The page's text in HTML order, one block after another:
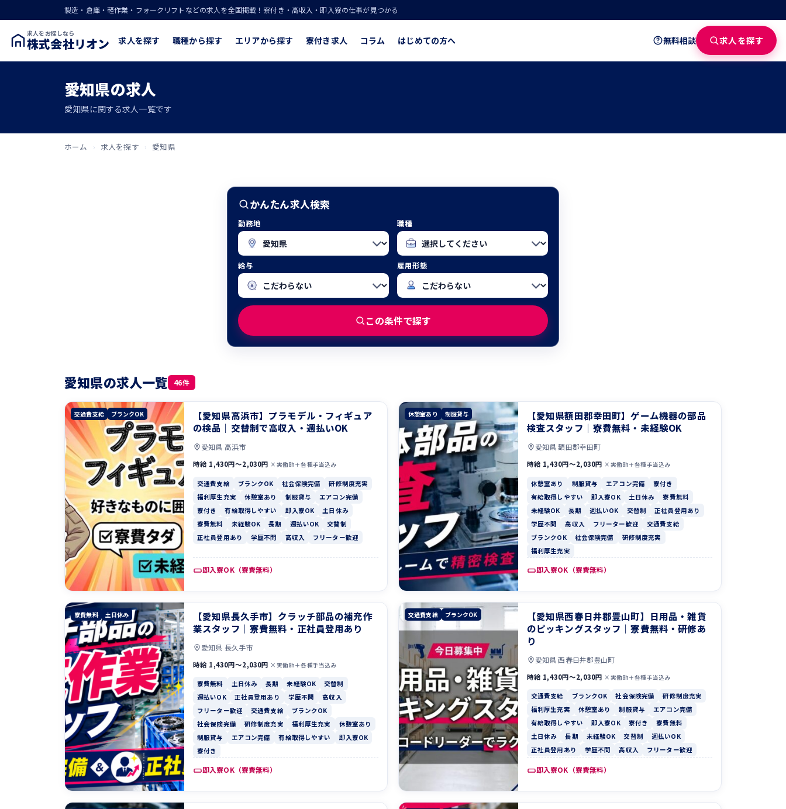
製造・倉庫・軽作業・フォークリフトなどの求人を全国掲載！寮付き・高収入・即入寮の仕事が見つかる
求人をお探しなら
株式会社リオン 求人を探す 職種から探す エリアから探す 寮付き求人 コラム はじめての方へ 無料相談 求人を探す
愛知県の求人
愛知県に関する求人一覧です
ホーム › 求人を探す › 愛知県
かんたん求人検索
勤務地 職種
給与 雇用形態
この条件で探す
愛知県の求人一覧 46件
交通費支給 ブランクOK
【愛知県高浜市】プラモデル・フィギュア
の検品｜交替制で高収入・週払いOK
愛知県 高浜市
時給 1,430円〜2,030円 ×実働8h＋各種手当込み
交通費支給 ブランクOK 社会保険完備
研修制度充実
福利厚生充実
休憩室あり 制服貸与
エアコン完備
寮付き
有給取得しやすい 即入寮OK
土日休み
寮費無料
未経験OK 長期 週払いOK
交替制
正社員登用あり
学歴不問 高収入 フリーター歓迎
即入寮OK（寮費無料）
休憩室あり 制服貸与
【愛知県額田郡幸田町】ゲーム機器の部品
検査スタッフ｜寮費無料・未経験OK
愛知県 額田郡幸田町
時給 1,430円〜2,030円 ×実働8h＋各種手当込み
休憩室あり 制服貸与 エアコン完備
寮付き
有給取得しやすい
即入寮OK 土日休み
寮費無料
未経験OK
長期 週払いOK 交替制
正社員登用あり
学歴不問
高収入 フリーター歓迎
交通費支給
ブランクOK
社会保険完備
研修制度充実
福利厚生充実
即入寮OK（寮費無料）
寮費無料 土日休み
【愛知県長久手市】クラッチ部品の補充作
業スタッフ｜寮費無料・正社員登用あり
愛知県 長久手市
時給 1,430円〜2,030円 ×実働8h＋各種手当込み
寮費無料 土日休み 長期 未経験OK
交替制
週払いOK
正社員登用あり 学歴不問
高収入
フリーター歓迎
交通費支給
ブランクOK
社会保険完備
研修制度充実 福利厚生充実
休憩室あり
制服貸与
エアコン完備 有給取得しやすい
即入寮OK
寮付き
即入寮OK（寮費無料）
交通費支給 ブランクOK
【愛知県西春日井郡豊山町】日用品・雑貨
のピッキングスタッフ｜寮費無料・研修あ
り
愛知県 西春日井郡豊山町
時給 1,430円〜2,030円 ×実働8h＋各種手当込み
交通費支給 ブランクOK 社会保険完備
研修制度充実
福利厚生充実
休憩室あり 制服貸与
エアコン完備
有給取得しやすい
即入寮OK 寮付き
寮費無料
土日休み
長期 未経験OK 交替制
週払いOK
正社員登用あり
学歴不問 高収入 フリーター歓迎
即入寮OK（寮費無料）